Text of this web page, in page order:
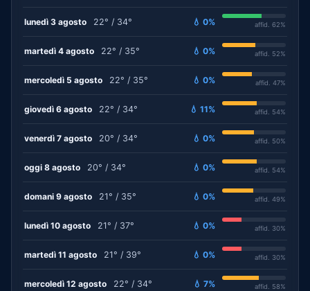
lunedì 3 agosto 22° / 34° 💧 0% affid. 62%
martedì 4 agosto 22° / 35° 💧 0% affid. 52%
mercoledì 5 agosto 22° / 35° 💧 0% affid. 47%
giovedì 6 agosto 22° / 34° 💧 11% affid. 54%
venerdì 7 agosto 20° / 34° 💧 0% affid. 50%
oggi 8 agosto 20° / 34° 💧 0% affid. 54%
domani 9 agosto 21° / 35° 💧 0% affid. 49%
lunedì 10 agosto 21° / 37° 💧 0% affid. 30%
martedì 11 agosto 21° / 39° 💧 0% affid. 30%
mercoledì 12 agosto 22° / 34° 💧 7% affid. 58%